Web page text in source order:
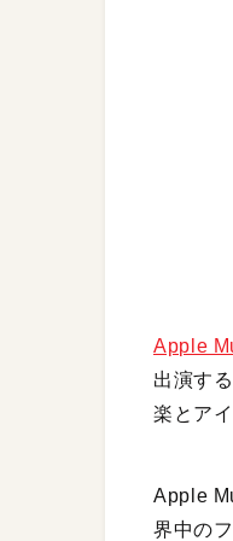
Apple
出演す
楽とア
Apple
界中の